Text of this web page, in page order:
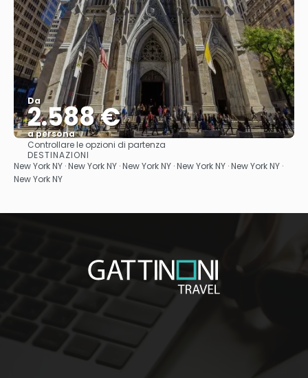
Da
2.588 €
a persona
Vedere
Controllare le opzioni di partenza
DESTINAZIONI
New York NY · New York NY · New York NY · New York NY · New York NY ·
New York NY